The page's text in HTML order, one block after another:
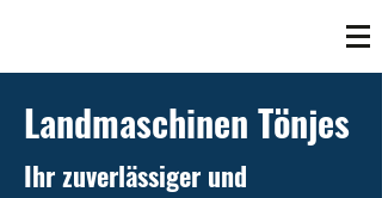
Landmaschinen Tönjes
Ihr zuverlässiger und